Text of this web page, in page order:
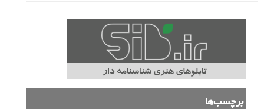
برچسب‌ها